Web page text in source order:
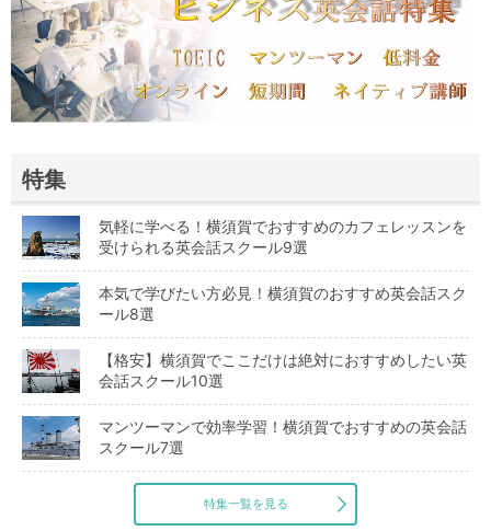
特集
気軽に学べる！横須賀でおすすめのカフェレッスンを
受けられる英会話スクール9選
本気で学びたい方必見！横須賀のおすすめ英会話スク
ール8選
【格安】横須賀でここだけは絶対におすすめしたい英
会話スクール10選
マンツーマンで効率学習！横須賀でおすすめの英会話
スクール7選
特集一覧を見る